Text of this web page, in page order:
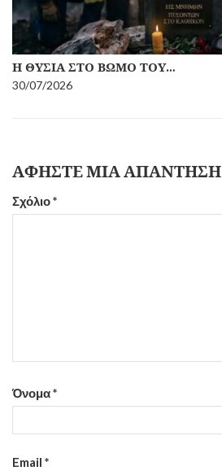
Η ΘΥΣΊΑ ΣΤΟ ΒΩΜΌ ΤΟΥ…
30/07/2026
ΑΦΉΣΤΕ ΜΙΑ ΑΠΆΝΤΗΣΗ
Σχόλιο*
Όνομα*
Email *